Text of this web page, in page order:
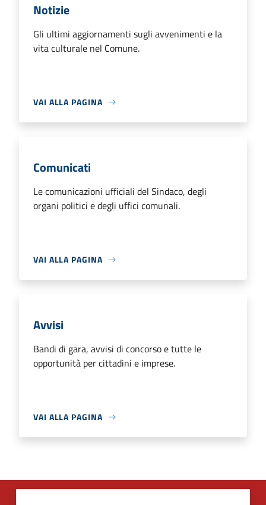
Notizie
Gli ultimi aggiornamenti sugli avvenimenti e la
vita culturale nel Comune.
VAI ALLA PAGINA
Comunicati
Le comunicazioni ufficiali del Sindaco, degli
organi politici e degli uffici comunali.
VAI ALLA PAGINA
Avvisi
Bandi di gara, avvisi di concorso e tutte le
opportunità per cittadini e imprese.
VAI ALLA PAGINA